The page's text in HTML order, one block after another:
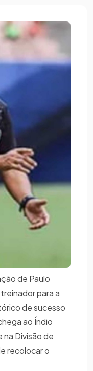
de Paulo
para a
de sucesso
ao Índio
na Divisão de
recolocar o